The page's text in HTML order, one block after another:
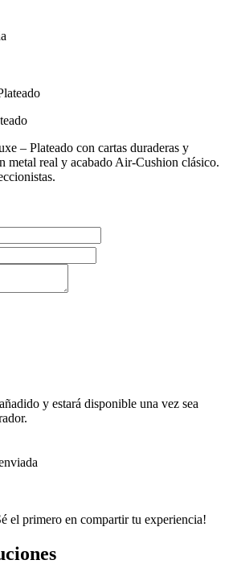
– Plateado con cartas duraderas y
metal real y acabado Air-Cushion clásico.
y estará disponible una vez sea
el primero en compartir tu experiencia!